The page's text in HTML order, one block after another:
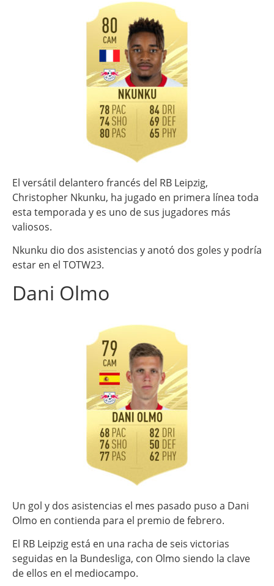
El versátil delantero francés del RB Leipzig,
Christopher Nkunku, ha jugado en primera línea toda
esta temporada y es uno de sus jugadores más
valiosos.
Nkunku dio dos asistencias y anotó dos goles y podría
estar en el TOTW23.
Dani Olmo
Un gol y dos asistencias el mes pasado puso a Dani
Olmo en contienda para el premio de febrero.
El RB Leipzig está en una racha de seis victorias
seguidas en la Bundesliga, con Olmo siendo la clave
de ellos en el mediocampo.